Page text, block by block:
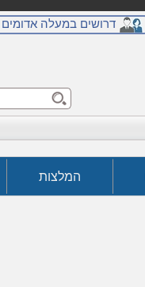
דרושים במעלה אדומים
המלצות